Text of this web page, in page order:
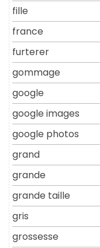
fille
france
furterer
gommage
google
google images
google photos
grand
grande
grande taille
gris
grossesse